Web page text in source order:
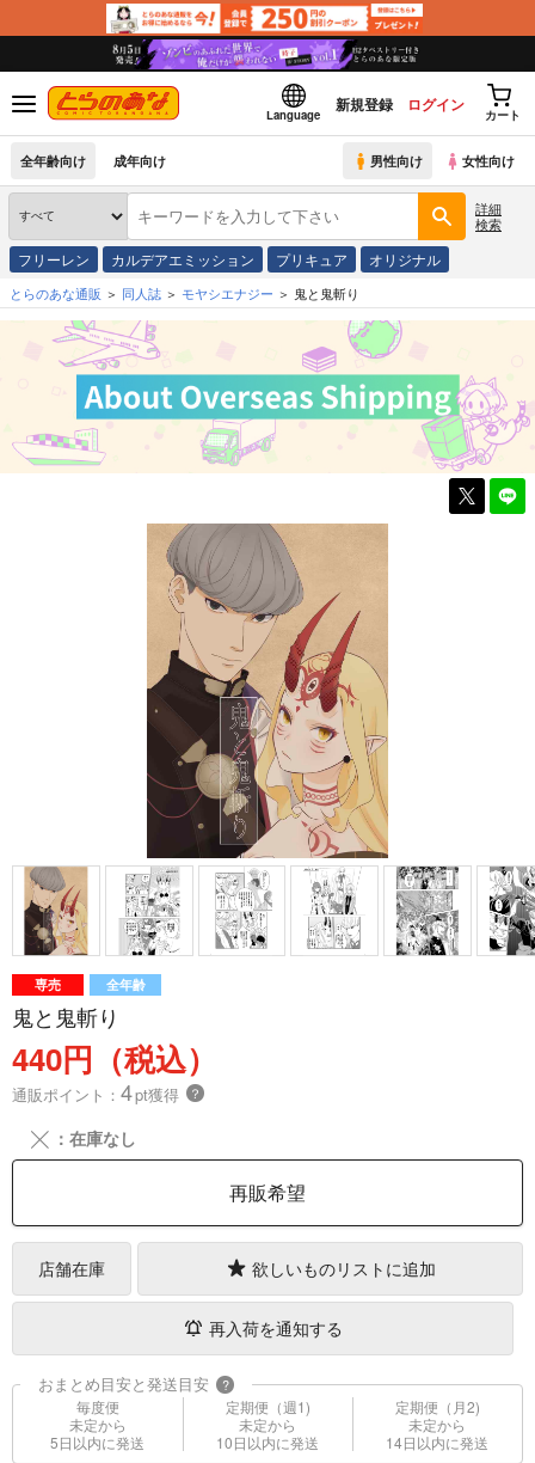
Language
新規登録 ログイン
カート
全年齢向け 成年向け 男性向け 女性向け
詳細
検索
フリーレン カルデアエミッション プリキュア オリジナル
とらのあな通販 同人誌 モヤシエナジー 鬼と鬼斬り
専売 全年齢
鬼と鬼斬り
440円（税込）
通販ポイント： 4pt獲得 ？
╳ ：在庫なし
再販希望
店舗在庫 欲しいものリストに追加
再入荷を通知する
おまとめ目安と発送目安 ?
毎度便
未定から
5日以内に発送
定期便（週1)
未定から
10日以内に発送
定期便（月2)
未定から
14日以内に発送